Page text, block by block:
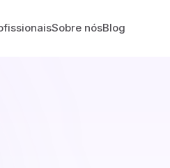
Sobre nósBlog